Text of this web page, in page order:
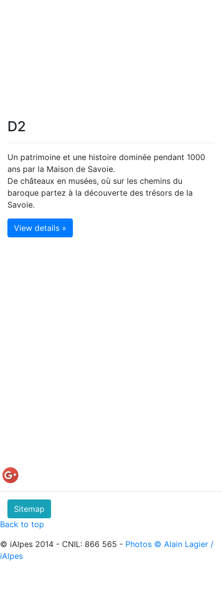
D2
Un patrimoine et une histoire dominée pendant 1000
ans par la Maison de Savoie.
De châteaux en musées, où sur les chemins du
baroque partez à la découverte des trésors de la
Savoie.
View details »
Sitemap
Back to top
© iAlpes 2014 - CNIL: 866 565 - Photos © Alain Lagier /
iAlpes